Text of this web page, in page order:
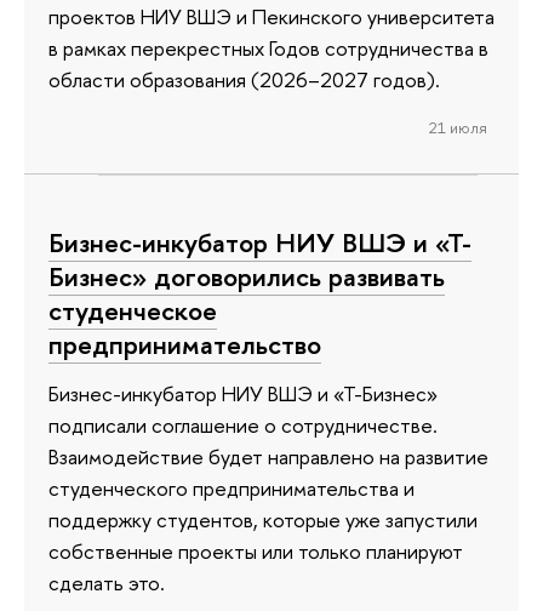
проектов НИУ ВШЭ и Пекинского университета
в рамках перекрестных Годов сотрудничества в
области образования (2026–2027 годов).
21 июля
Бизнес-инкубатор НИУ ВШЭ и «Т-
Бизнес» договорились развивать
студенческое
предпринимательство
Бизнес-инкубатор НИУ ВШЭ и «Т-Бизнес»
подписали соглашение о сотрудничестве.
Взаимодействие будет направлено на развитие
студенческого предпринимательства и
поддержку студентов, которые уже запустили
собственные проекты или только планируют
сделать это.